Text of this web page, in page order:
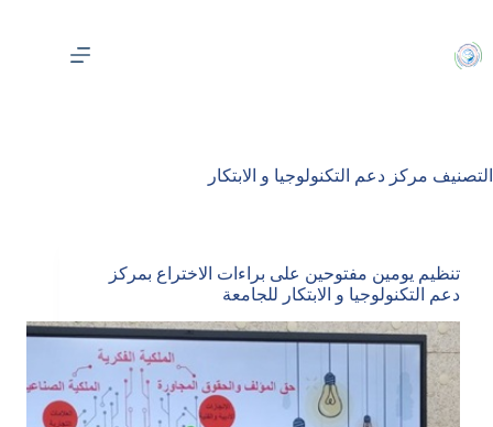
المحتوى
التصنيف مركز دعم التكنولوجيا و الابتكار
تنظيم يومين مفتوحين على براءات الاختراع بمركز
دعم التكنولوجيا و الابتكار للجامعة